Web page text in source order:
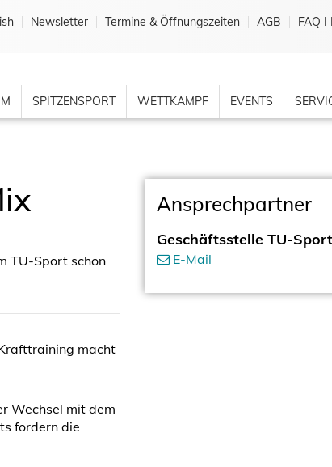
Newsletter Termine & Öffnungszeiten AGB FAQ I
SPITZENSPORT WETTKAMPF EVENTS
TU-Sport schon
macht
Wechsel mit dem
fordern die
Ansprechpartner
Geschäftsstelle TU-Sport
E-Mail